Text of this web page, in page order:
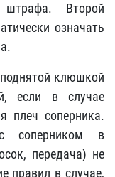
Второй
означать
клюшкой
если в случае
плеч соперника.
соперником в
передача) не
правил в случае,